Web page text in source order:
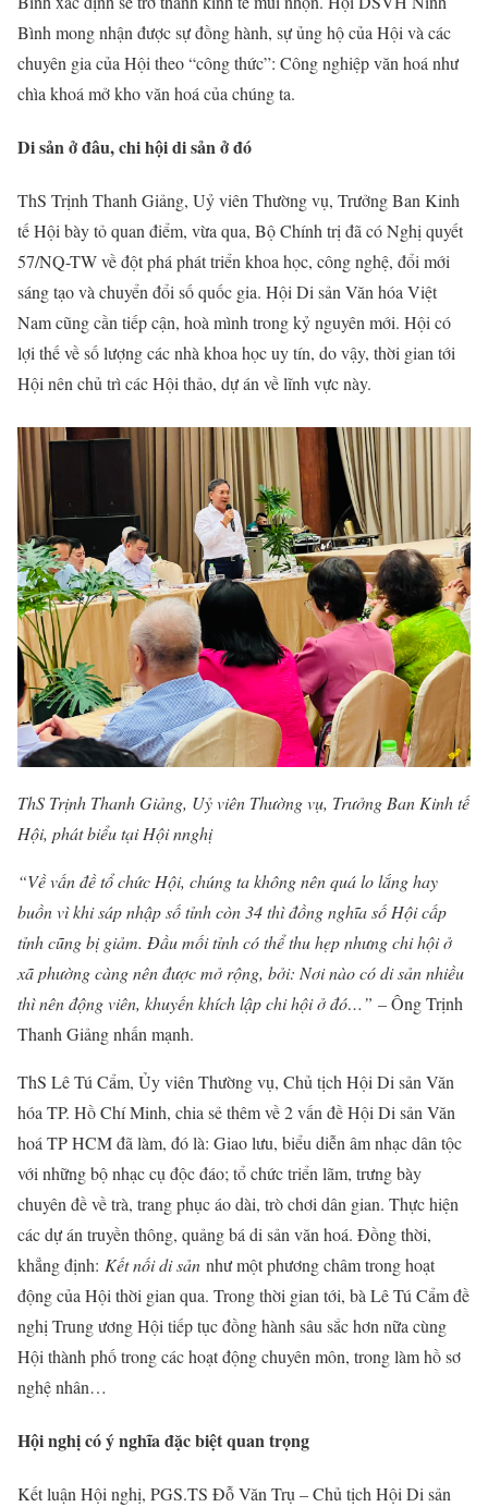
Bình mong nhận được sự đồng hành, sự ủng hộ của Hội và các
chuyên gia của Hội theo “công thức”: Công nghiệp văn hoá như
chìa khoá mở kho văn hoá của chúng ta.
Di sản ở đâu, chi hội di sản ở đó
ThS Trịnh Thanh Giảng, Uỷ viên Thường vụ, Trưởng Ban Kinh
tế Hội bày tỏ quan điểm, vừa qua, Bộ Chính trị đã có Nghị quyết
57/NQ-TW về đột phá phát triển khoa học, công nghệ, đổi mới
sáng tạo và chuyển đổi số quốc gia. Hội Di sản Văn hóa Việt
Nam cũng cần tiếp cận, hoà mình trong kỷ nguyên mới. Hội có
lợi thế về số lượng các nhà khoa học uy tín, do vậy, thời gian tới
Hội nên chủ trì các Hội thảo, dự án về lĩnh vực này.
ThS Trịnh Thanh Giảng, Uỷ viên Thường vụ, Trưởng Ban Kinh tế
Hội, phát biểu tại Hội nnghị
“Về vấn đề tổ chức Hội, chúng ta không nên quá lo lắng hay
buồn vì khi sáp nhập số tỉnh còn 34 thì đồng nghĩa số Hội cấp
tỉnh cũng bị giảm. Đầu mối tỉnh có thể thu hẹp nhưng chi hội ở
xã phường càng nên được mở rộng, bởi: Nơi nào có di sản nhiều
thì nên động viên, khuyến khích lập chi hội ở đó…” – Ông Trịnh
Thanh Giảng nhấn mạnh.
ThS Lê Tú Cẩm, Ủy viên Thường vụ, Chủ tịch Hội Di sản Văn
hóa TP. Hồ Chí Minh, chia sẻ thêm về 2 vấn đề Hội Di sản Văn
hoá TP HCM đã làm, đó là: Giao lưu, biểu diễn âm nhạc dân tộc
với những bộ nhạc cụ độc đáo; tổ chức triển lãm, trưng bày
chuyên đề về trà, trang phục áo dài, trò chơi dân gian. Thực hiện
các dự án truyền thông, quảng bá di sản văn hoá. Đồng thời,
khẳng định: Kết nối di sản như một phương châm trong hoạt
động của Hội thời gian qua. Trong thời gian tới, bà Lê Tú Cẩm đề
nghị Trung ương Hội tiếp tục đồng hành sâu sắc hơn nữa cùng
Hội thành phố trong các hoạt động chuyên môn, trong làm hồ sơ
nghệ nhân…
Hội nghị có ý nghĩa đặc biệt quan trọng
Kết luận Hội nghị, PGS.TS Đỗ Văn Trụ – Chủ tịch Hội Di sản